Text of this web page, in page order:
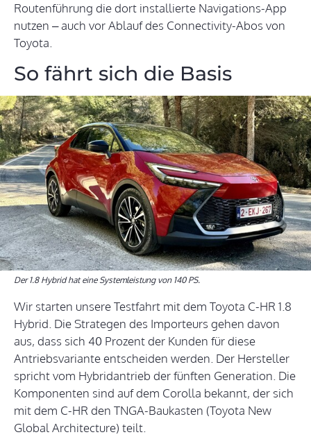
Routenführung die dort installierte Navigations-App
nutzen – auch vor Ablauf des Connectivity-Abos von
Toyota.
So fährt sich die Basis
Der 1.8 Hybrid hat eine Systemleistung von 140 PS.
Wir starten unsere Testfahrt mit dem Toyota C-HR 1.8
Hybrid. Die Strategen des Importeurs gehen davon
aus, dass sich 40 Prozent der Kunden für diese
Antriebsvariante entscheiden werden. Der Hersteller
spricht vom Hybridantrieb der fünften Generation. Die
Komponenten sind auf dem Corolla bekannt, der sich
mit dem C-HR den TNGA-Baukasten (Toyota New
Global Architecture) teilt.